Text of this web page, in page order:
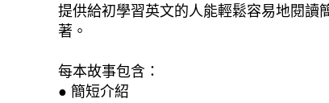
提供給初學習英文的人能輕鬆容易地閱讀
著。
每本故事包含：
● 簡短介紹